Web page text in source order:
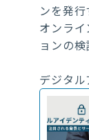
ンを発
オンラ
ョンの
デジタ